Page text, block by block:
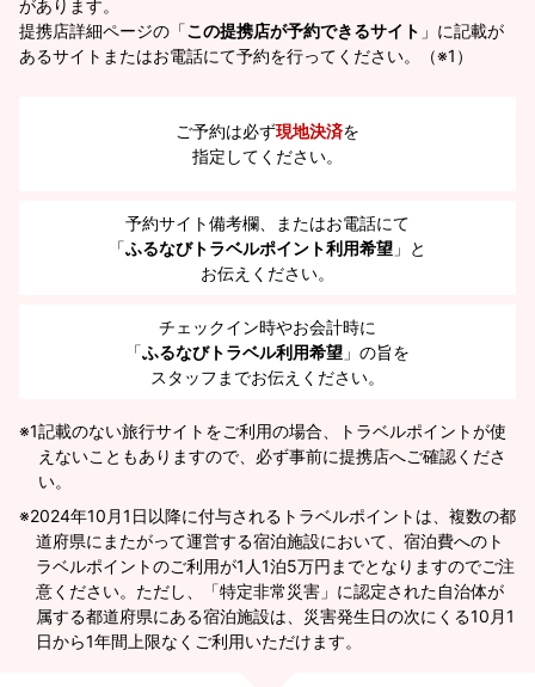
があります。
提携店詳細ページの「この提携店が予約できるサイト 」に記載が
あるサイトまたはお電話にて予約を行ってください。（※1）
ご予約は必ず現地決済を
指定してください。
予約サイト備考欄、またはお電話にて
「ふるなびトラベルポイント利用希望 」と
お伝えください。
チェックイン時やお会計時に
「ふるなびトラベル利用希望 」の旨を
スタッフまでお伝えください。
※1記載のない旅行サイトをご利用の場合、トラベルポイントが使
えないこともありますので、必ず事前に提携店へご確認くださ
い。
2024年10月1日以降に付与されるトラベルポイントは、複数の都
道府県にまたがって運営する宿泊施設において、宿泊費へのト
ラベルポイントのご利用が1人1泊5万円までとなりますのでご注
意ください。ただし、「特定非常災害」に認定された自治体が
属する都道府県にある宿泊施設は、災害発生日の次にくる10月1
日から1年間上限なくご利用いただけます。